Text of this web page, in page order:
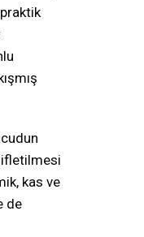
kas ve
de